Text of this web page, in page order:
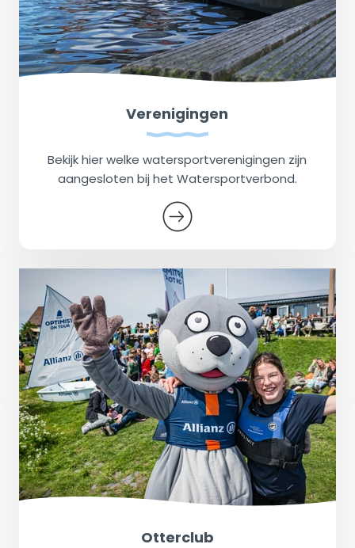
Verenigingen
Bekijk hier welke watersportverenigingen zijn
aangesloten bij het Watersportverbond.
Otterclub